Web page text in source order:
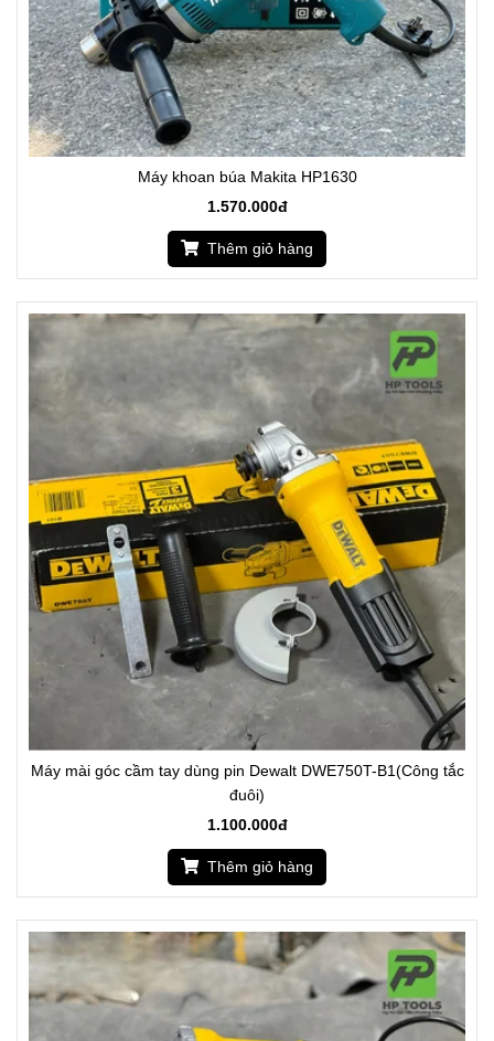
Máy khoan búa Makita HP1630
1.570.000đ
Thêm giỏ hàng
Máy mài góc cầm tay dùng pin Dewalt DWE750T-B1(Công tắc
đuôi)
1.100.000đ
Thêm giỏ hàng